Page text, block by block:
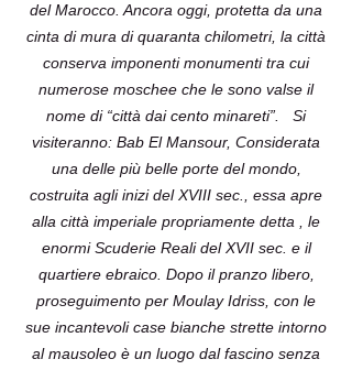
del Marocco. Ancora oggi, protetta da una
cinta di mura di quaranta chilometri, la città
conserva imponenti monumenti tra cui
numerose moschee che le sono valse il
nome di “città dai cento minareti”. Si
visiteranno: Bab El Mansour, Considerata
una delle più belle porte del mondo,
costruita agli inizi del XVIII sec., essa apre
alla città imperiale propriamente detta , le
enormi Scuderie Reali del XVII sec. e il
quartiere ebraico. Dopo il pranzo libero,
proseguimento per Moulay Idriss, con le
sue incantevoli case bianche strette intorno
al mausoleo è un luogo dal fascino senza